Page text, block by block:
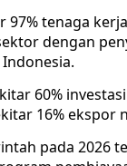
97% tenaga
dengan
60%
16% ekspor
pada 2026